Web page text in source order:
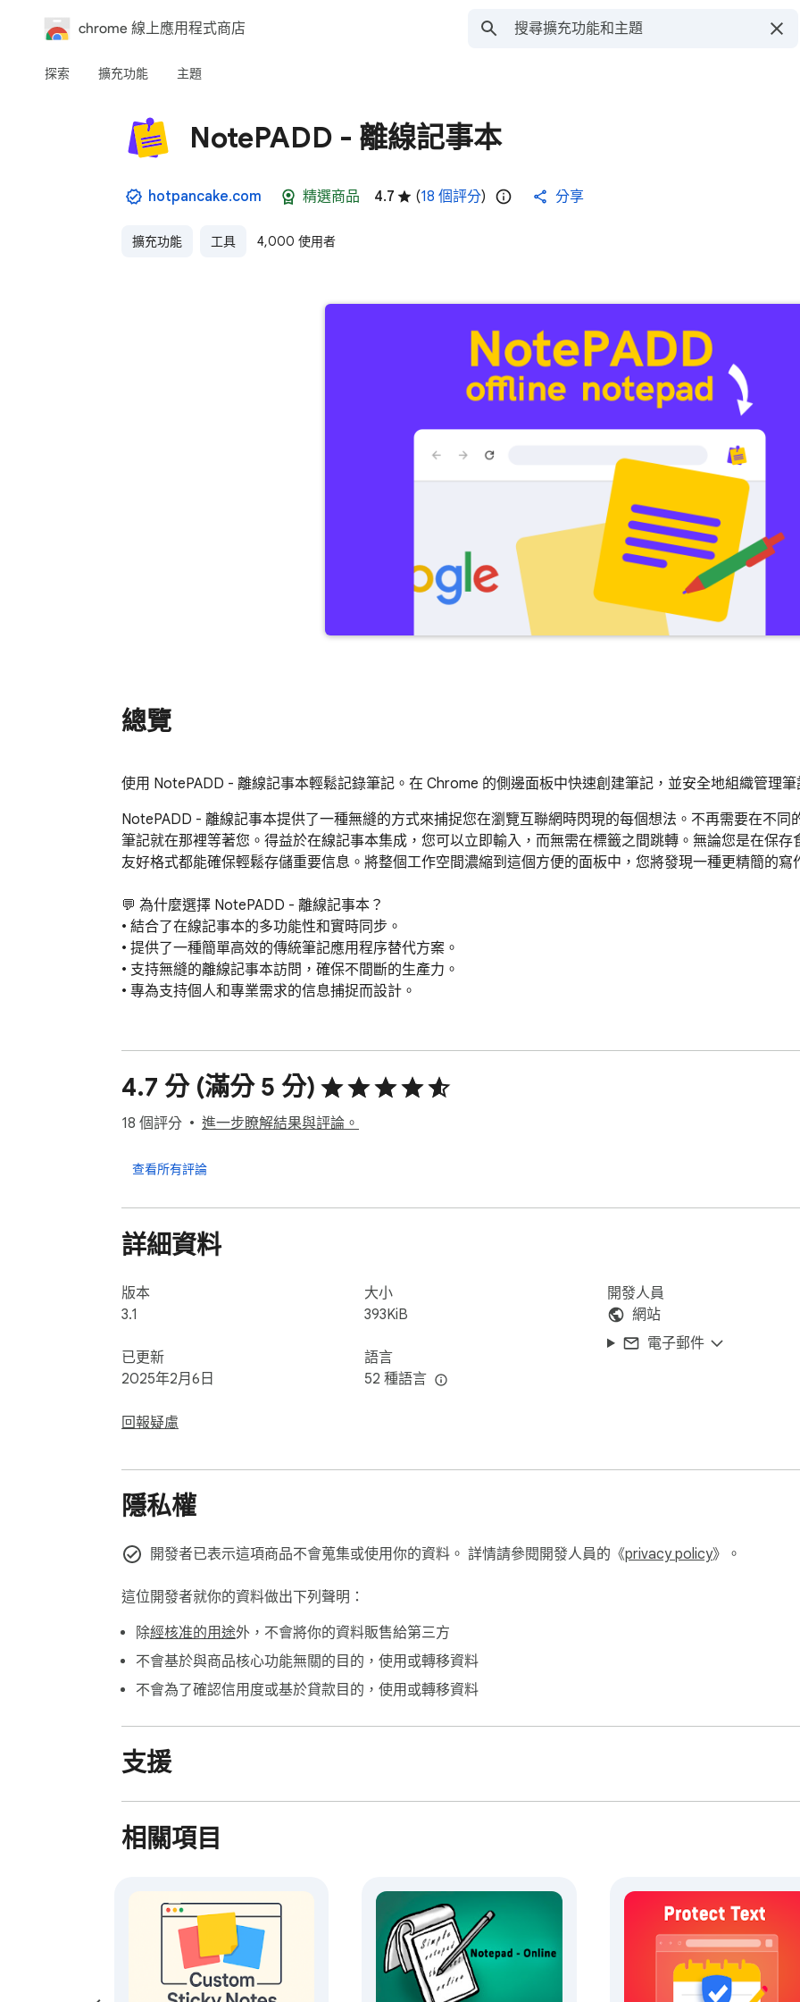
chrome 線上應用程式商店
探索 擴充功能 主題
NotePADD - 離線記事本
hotpancake.com 精選商品 4.7 (18 個評分) 分享
擴充功能 工具 4,000 使用者
總覽
使用 NotePADD - 離線記事本輕鬆記錄筆記。在 Chrome 的側邊面板中快速創建筆記，並安全地組織管理筆
NotePADD - 離線記事本提供了一種無縫的方式來捕捉您在瀏覽互聯網時閃現的每個想法。不再需要在不
筆記就在那裡等著您。得益於在線記事本集成，您可以立即輸入，而無需在標籤之間跳轉。無論您是在保
友好格式都能確保輕鬆存儲重要信息。將整個工作空間濃縮到這個方便的面板中，您將發現一種更精簡的寫
💬 為什麼選擇 NotePADD - 離線記事本？
• 結合了在線記事本的多功能性和實時同步。
• 提供了一種簡單高效的傳統筆記應用程序替代方案。
• 支持無縫的離線記事本訪問，確保不間斷的生產力。
• 專為支持個人和專業需求的信息捕捉而設計。
✔ 匯出選項：輕鬆匯出筆記條目以用於其他應用程序。
✔ 離線模式：在沒有互聯網連接的情況下處理條目，自動同步。
✔ Google 文檔集成：您的條目安全地存儲在同步的 Google 文檔中。
✔ 數據安全：使用高級加密選項確保您的寫作內容保持受保護狀態。
🌟 NotePADD - 離線記事本是更好記錄的高級工具
▸ 使用瀏覽器記事本面板隨時隨地查看您的條目。
▸ 使用 Chrome 筆記同步有效管理項目。
▸ 在任何標籤之間切換，讓記事本擴展程序始終顯示在屏幕上。
✈️ 隨時隨地提高生產力
是否曾經發現自己沒有互聯網但充滿想法？擴展程序通過其離線記事本功能解決了這個問題，確保您可以
是在長途飛行中，您的條目都保持可訪問狀態。一旦重新上線，所有更改將自動同步，為您節省時間和麻煩
🔐 為安全而設計
☑️ Google 支持的雲集成支持您的 Chrome 記事本需求。
∙ 從 Chrome 網上應用店安裝擴展程序。
∙ 直接在側邊欄輸入並按您喜好組織內容。
使用 NotePADD - 離線記事本實時捕捉想法。快速筆記功能確保您可以在不打斷工作流程的情況下記下稍
還是為重大項目進行頭腦風暴，這個擴展程序都能讓一切觸手可及。對於專業人士、學生和創意人士來說
記事本在這裡幫助您。
👤 專業人士：使用我們的擴展程序高效地開始記事任務和想法。
📈 擴展您的生產力
• 使用強大的離線筆記功能離線訪問所有條目。
• 在 Chrome 設備之間切換，隨時隨地保持您的想法和任務。
🌟 為什麼 NotePADD - 離線記事本是必不可少的
該擴展程序將簡單性和安全性結合在一個強大的 Chrome 擴展程序中。將您的瀏覽器轉變為高效的在線寫
地方。其易於導航的設計模仿了一個獨特的記事本，因此您可以專注於內容而不受干擾。它非常適合創建
4.7 分 (滿分 5 分)
18 個評分 進一步瞭解結果與評論。
查看所有評論
詳細資料
版本
3.1
已更新
2025年2月6日
回報疑慮
大小
393KiB
語言
52 種語言
開發人員
網站
電子郵件
隱私權
開發者已表示這項商品不會蒐集或使用你的資料。 詳情請參閱開發人員的《privacy policy》。
這位開發者就你的資料做出下列聲明：
除經核准的用途外，不會將你的資料販售給第三方
不會基於與商品核心功能無關的目的，使用或轉移資料
不會為了確認信用度或基於貸款目的，使用或轉移資料
支援
相關項目